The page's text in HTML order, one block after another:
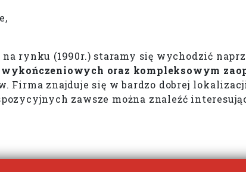
rynku (1990r.) staramy się wychodzić
oraz kompleksowym
Firma znajduje się w bardzo dobrej
zawsze można znaleźć